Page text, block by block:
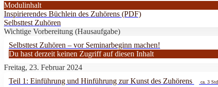
Modulinhalt
Inspirierendes Büchlein des Zuhörens (PDF)
Selbsttest Zuhören
Wichtige Vorbereitung (Hausaufgabe)
Selbsttest Zuhören – vor Seminarbeginn machen!
Du hast derzeit keinen Zugriff auf diesen Inhalt
Freitag, 23. Februar 2024
Teil 1: Einführung und Hinführung zur Kunst des Zuhörens
ca. 3 Std